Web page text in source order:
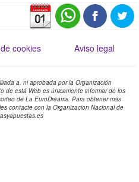
cookies Aviso legal
a, ni aprobada por la Organización
de está Web es únicamente informar de los
de La EuroDreams. Para obtener más
contacte con la Organizacion Nacional de